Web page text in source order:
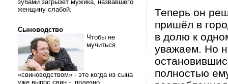
зубами загрызёт мужика, назвавшего
женщину слабой.
Сыноводство
Чтобы не
мучиться
«свиноводством» - это когда из сына
уже вырос свин - полезно
Теперь он
пришёл в
в долю к
уважаем. Но
полностью